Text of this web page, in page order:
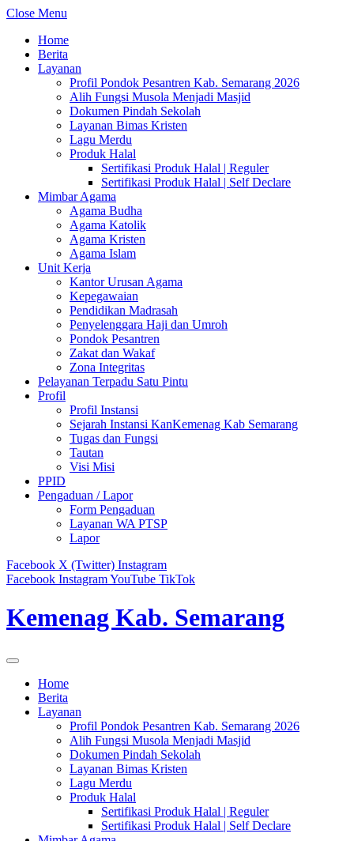
Close Menu
Home
Berita
Layanan
Profil Pondok Pesantren Kab. Semarang 2026
Alih Fungsi Musola Menjadi Masjid
Dokumen Pindah Sekolah
Layanan Bimas Kristen
Lagu Merdu
Produk Halal
Sertifikasi Produk Halal | Reguler
Sertifikasi Produk Halal | Self Declare
Mimbar Agama
Agama Budha
Agama Katolik
Agama Kristen
Agama Islam
Unit Kerja
Kantor Urusan Agama
Kepegawaian
Pendidikan Madrasah
Penyelenggara Haji dan Umroh
Pondok Pesantren
Zakat dan Wakaf
Zona Integritas
Pelayanan Terpadu Satu Pintu
Profil
Profil Instansi
Sejarah Instansi KanKemenag Kab Semarang
Tugas dan Fungsi
Tautan
Visi Misi
PPID
Pengaduan / Lapor
Form Pengaduan
Layanan WA PTSP
Lapor
Facebook X (Twitter) Instagram
Facebook InstagramYouTube TikTok
Kemenag Kab. Semarang
Home
Berita
Layanan
Profil Pondok Pesantren Kab. Semarang 2026
Alih Fungsi Musola Menjadi Masjid
Dokumen Pindah Sekolah
Layanan Bimas Kristen
Lagu Merdu
Produk Halal
Sertifikasi Produk Halal | Reguler
Sertifikasi Produk Halal | Self Declare